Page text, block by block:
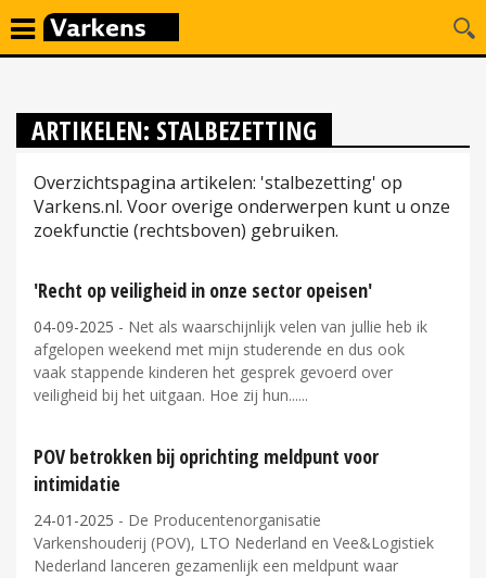
ARTIKELEN: STALBEZETTING
Overzichtspagina artikelen: 'stalbezetting' op
Varkens.nl. Voor overige onderwerpen kunt u onze
zoekfunctie (rechtsboven) gebruiken.
'Recht op veiligheid in onze sector opeisen'
04-09-2025 - Net als waarschijnlijk velen van jullie heb ik
afgelopen weekend met mijn studerende en dus ook
vaak stappende kinderen het gesprek gevoerd over
veiligheid bij het uitgaan. Hoe zij hun...
POV betrokken bij oprichting meldpunt voor
intimidatie
24-01-2025 - De Producentenorganisatie
Varkenshouderij (POV), LTO Nederland en Vee&Logistiek
Nederland lanceren gezamenlijk een meldpunt waar